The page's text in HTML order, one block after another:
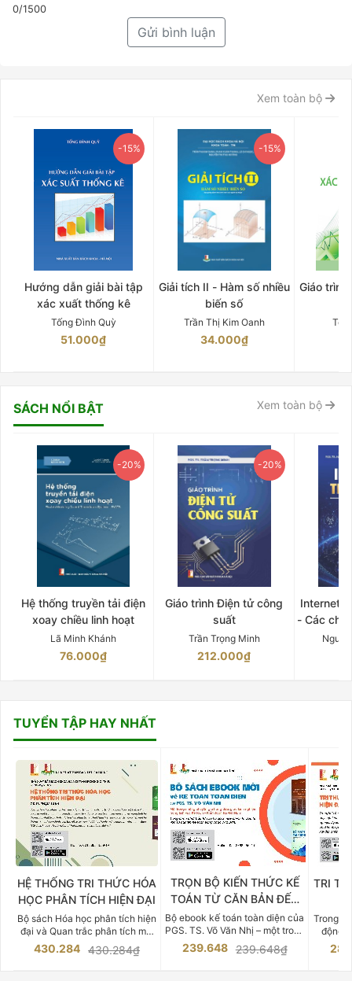
0/1500
Gửi bình luận
Xem toàn bộ
-15%
Hướng dẫn giải bài tập
xác xuất thống kê
Tống Đình Quỳ
51.000₫
-15%
Giải tích II - Hàm số nhiều
biến số
Trần Thị Kim Oanh
34.000₫
Giáo
SÁCH NỔI BẬT Xem toàn bộ
-20%
Hệ thống truyền tải điện
xoay chiều linh hoạt
Lã Minh Khánh
76.000₫
-20%
Giáo trình Điện tử công
suất
Trần Trọng Minh
212.000₫
Internet
- Các
TUYỂN TẬP HAY NHẤT
HỆ THỐNG TRI THỨC HÓA
HỌC PHÂN TÍCH HIỆN ĐẠI
Bộ sách Hóa học phân tích hiện
đại và Quan trắc phân tích môi
trường của Cố Giáo sư, Tiến sĩ
Phạm Luận là một trong những
430.284 430.284₫
TRỌN BỘ KIẾN THỨC KẾ
TOÁN TỪ CĂN BẢN ĐẾN
CHUYÊN SÂU
Bộ ebook kế toán toàn diện của
PGS. TS. Võ Văn Nhị – một trong
những chuyên gia hàng đầu,
giàu kinh nghiệm trong lĩnh vực
239.648 239.648₫
TRI
Trong
động
việc
tế và